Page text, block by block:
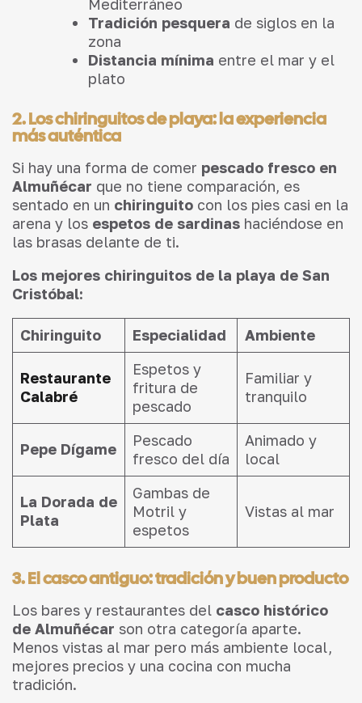
Mediterráneo
Tradición pesquera de siglos en la
zona
Distancia mínima entre el mar y el
plato
2. Los chiringuitos de playa: la experiencia
más auténtica
Si hay una forma de comer pescado fresco en
Almuñécar que no tiene comparación, es
sentado en un chiringuito con los pies casi en la
arena y los espetos de sardinas haciéndose en
las brasas delante de ti.
Los mejores chiringuitos de la playa de San
Cristóbal:
Chiringuito Especialidad Ambiente
Restaurante
Calabré
Espetos y
fritura de
pescado
Familiar y
tranquilo
Pepe Dígame
Pescado
fresco del día
Animado y
local
La Dorada de
Plata
Gambas de
Motril y
espetos
Vistas al mar
3. El casco antiguo: tradición y buen producto
Los bares y restaurantes del casco histórico
de Almuñécar son otra categoría aparte.
Menos vistas al mar pero más ambiente local,
mejores precios y una cocina con mucha
tradición.